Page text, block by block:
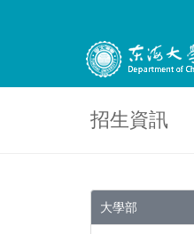
招生資訊
大學部